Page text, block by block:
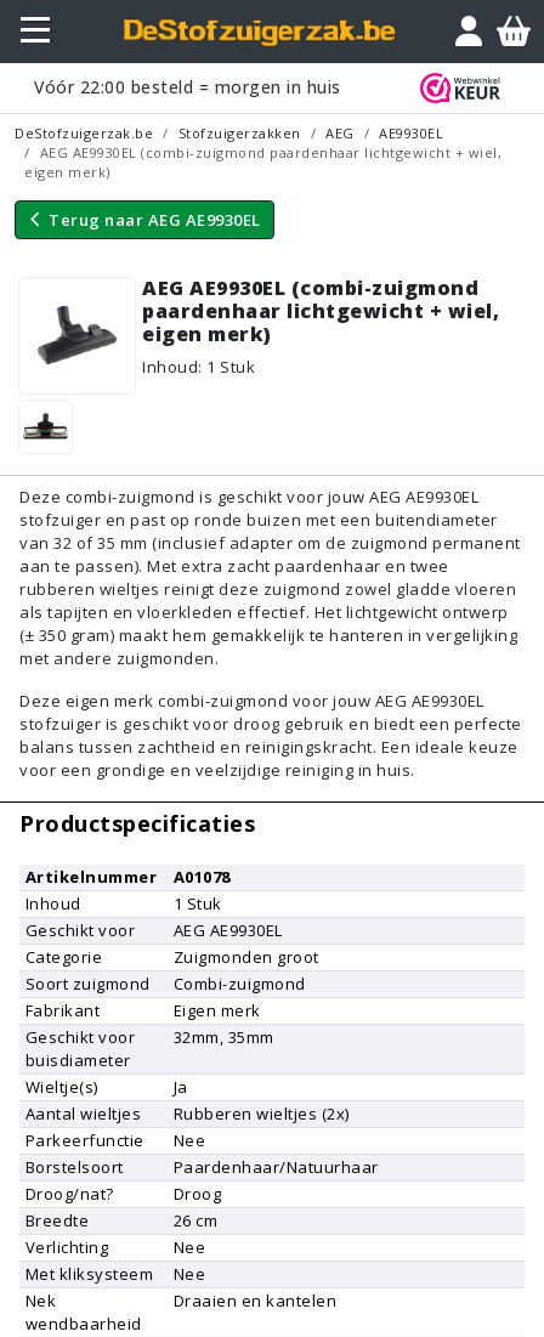
Vóór 22:00 besteld = morgen in huis
DeStofzuigerzak.be Stofzuigerzakken AEG
AE9930EL
AEG AE9930EL (combi-zuigmond paardenhaar lichtgewicht + wiel,
eigen merk)
Terug naar AEG AE9930EL
AEG AE9930EL (combi-zuigmond
paardenhaar lichtgewicht + wiel,
eigen merk)
Inhoud: 1 Stuk
Vraagje?
Deze combi-zuigmond is geschikt voor jouw AEG AE9930EL
stofzuiger en past op ronde buizen met een buitendiameter
van 32 of 35 mm (inclusief adapter om de zuigmond permanent
aan te passen). Met extra zacht paardenhaar en twee
rubberen wieltjes reinigt deze zuigmond zowel gladde vloeren
als tapijten en vloerkleden effectief. Het lichtgewicht ontwerp
(± 350 gram) maakt hem gemakkelijk te hanteren in vergelijking
met andere zuigmonden.
Deze eigen merk combi-zuigmond voor jouw AEG AE9930EL
stofzuiger is geschikt voor droog gebruik en biedt een perfecte
balans tussen zachtheid en reinigingskracht. Een ideale keuze
voor een grondige en veelzijdige reiniging in huis.
Productspecificaties
Artikelnummer
A01078
Inhoud
1 Stuk
Geschikt voor
AEG AE9930EL
Categorie
Zuigmonden groot
Soort zuigmond
Combi-zuigmond
Fabrikant
Eigen merk
Geschikt voor
buisdiameter
32mm, 35mm
Wieltje(s)
Ja
Aantal wieltjes
Rubberen wieltjes (2x)
Parkeerfunctie
Nee
Borstelsoort
Paardenhaar/Natuurhaar
Droog/nat?
Droog
Breedte
26 cm
Verlichting
Nee
Met kliksysteem
Nee
Nek
wendbaarheid
Draaien en kantelen